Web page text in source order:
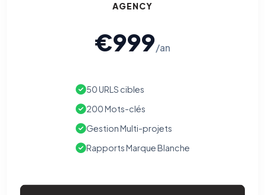
AGENCY
€999/an
50 URLS cibles
200 Mots-clés
Gestion Multi-projets
Rapports Marque Blanche